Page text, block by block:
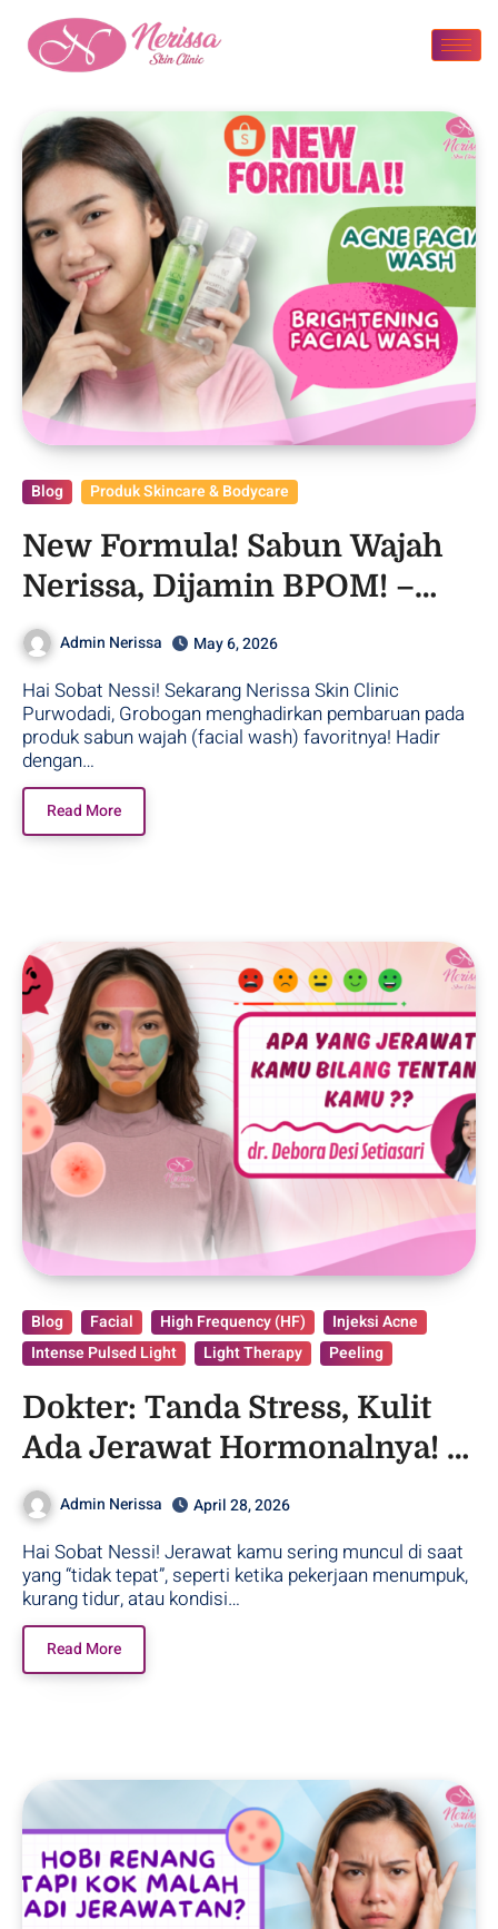
Blog Produk Skincare & Bodycare
New Formula! Sabun Wajah
Nerissa, Dijamin BPOM! –
Purwodadi
Admin Nerissa May 6, 2026
Hai Sobat Nessi! Sekarang Nerissa Skin Clinic
Purwodadi, Grobogan menghadirkan pembaruan pada
produk sabun wajah (facial wash) favoritnya! Hadir
dengan…
Read More
Blog Facial High Frequency (HF)
Injeksi Acne
Intense Pulsed Light
Light Therapy Peeling
Dokter: Tanda Stress, Kulit
Ada Jerawat Hormonalnya! –
Purwodadi
Admin Nerissa April 28, 2026
Hai Sobat Nessi! Jerawat kamu sering muncul di saat
yang “tidak tepat”, seperti ketika pekerjaan menumpuk,
kurang tidur, atau kondisi…
Read More